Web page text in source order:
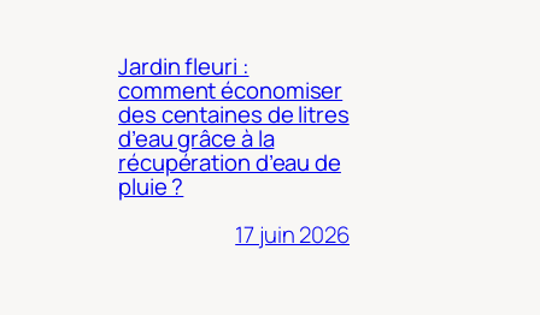
Jardin fleuri :
comment économiser
des centaines de litres
d’eau grâce à la
récupération d’eau de
pluie ?
17 juin 2026